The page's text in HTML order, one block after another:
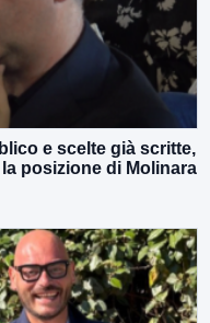
e scelte già scritte,
posizione di Molinara